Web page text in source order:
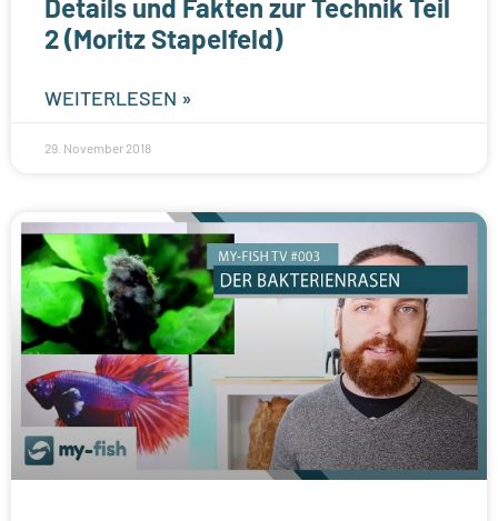
Details und Fakten zur Technik Teil
2 (Moritz Stapelfeld)
WEITERLESEN »
29. November 2018